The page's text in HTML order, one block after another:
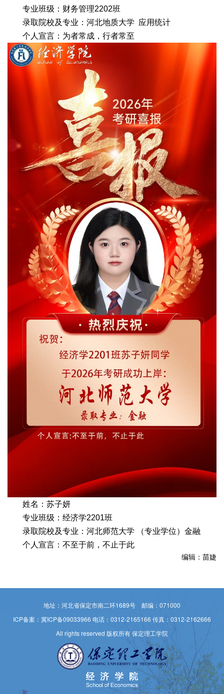
专业班级：财务管理2202班
录取院校及专业：河北地质大学 应用统计
个人宣言：为者常成，行者常至
姓名：苏子妍
专业班级：经济学2201班
录取院校及专业：河北师范大学 （专业学位）金融
个人宣言：不至于前，不止于此
编辑：苗婕
地址：河北省保定市南二环1689号 邮编：071000
ICP备案：冀ICP备09033966 电话：0312-2165166 传真：0312-2162666
All rights reserved 版权所有 保定理工学院